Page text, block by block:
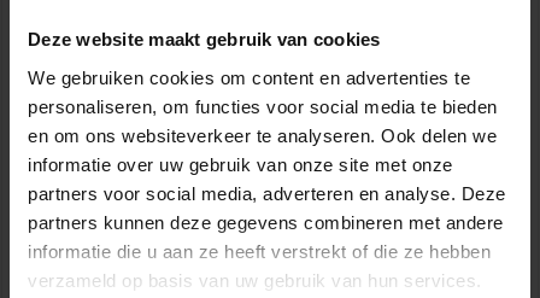
Deze website maakt gebruik van cookies
We gebruiken cookies om content en advertenties te
personaliseren, om functies voor social media te bieden
en om ons websiteverkeer te analyseren. Ook delen we
informatie over uw gebruik van onze site met onze
partners voor social media, adverteren en analyse. Deze
partners kunnen deze gegevens combineren met andere
informatie die u aan ze heeft verstrekt of die ze hebben
verzameld op basis van uw gebruik van hun services.
Opleiding Bestuurskunde voor de
secretaresse
SPECIALISATIE